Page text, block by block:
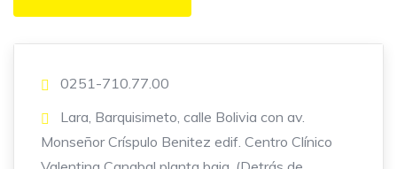
0251-710.77.00
Lara, Barquisimeto, calle Bolivia con av.
Monseñor Críspulo Benitez edif. Centro Clínico